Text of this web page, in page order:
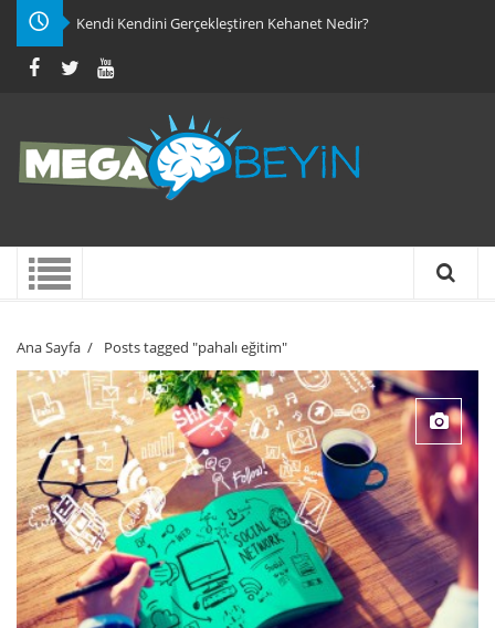
Kendi Kendini Gerçekleştiren Kehanet Nedir?
Ana Sayfa / Posts tagged "pahalı eğitim"